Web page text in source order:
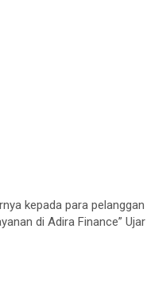
kepada para pelanggan
di Adira Finance” Ujar